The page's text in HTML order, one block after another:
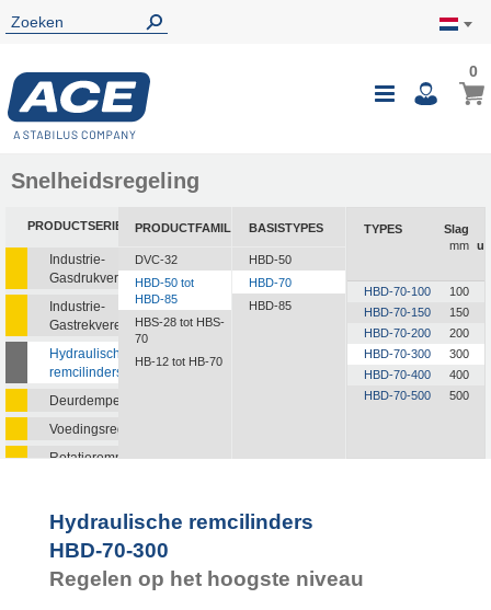
Toggle
00
Snelheidsregeling
PRODUCTSERIE
Industrie-
Gasdrukveren
Industrie-
Gastrekveren
Hydraulische
remcilinders
Deurdempers
Voedingsregelaars
Rotatieremmen
PRODUCTFAMILIE
DVC-32
HBD-50 tot
HBD-85
HBS-28 tot HBS-
70
HB-12 tot HB-70
BASISTYPES
HBD-50
HBD-70
HBD-85
TYPES
Slag
mm
HBD-70-100
100
HBD-70-150
150
HBD-70-200
200
HBD-70-300
300
HBD-70-400
400
HBD-70-500
500
Hydraulische remcilinders
HBD-70-300
Regelen op het hoogste niveau